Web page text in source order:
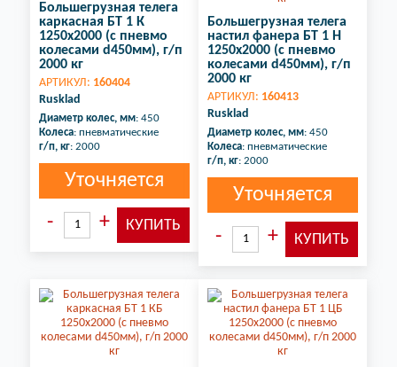
Большегрузная телега
каркасная БТ 1 К
1250х2000 (с пневмо
колесами d450мм), г/п
2000 кг
АРТИКУЛ: 160404
Rusklad
Диаметр колес, мм: 450
Колеса: пневматические
г/п, кг: 2000
Уточняется
Большегрузная телега
настил фанера БТ 1 Н
1250х2000 (с пневмо
колесами d450мм), г/п
2000 кг
АРТИКУЛ: 160413
Rusklad
Диаметр колес, мм: 450
Колеса: пневматические
г/п, кг: 2000
Уточняется